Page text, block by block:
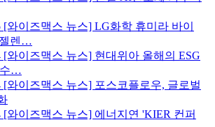
[와이즈맥스 뉴스] LG화학 휴미라 바이
렌…
[와이즈맥스 뉴스] 현대위아 올해의 ESG
수…
[와이즈맥스 뉴스] 포스코플로우, 글로벌
[와이즈맥스 뉴스] 에너지연 'KIER 컨퍼